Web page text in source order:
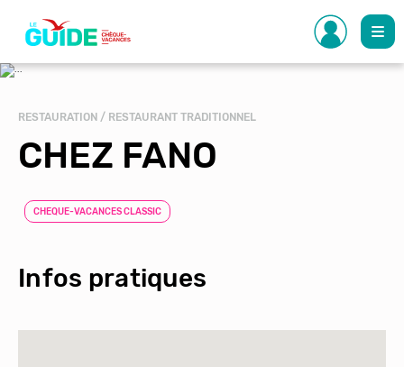
contenu
principal
RESTAURATION / RESTAURANT TRADITIONNEL
CHEZ FANO
CHEQUE-VACANCES CLASSIC
Infos pratiques